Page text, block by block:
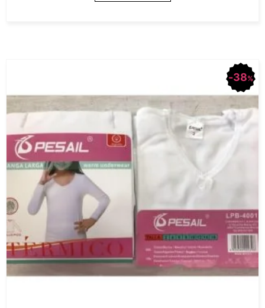
38%